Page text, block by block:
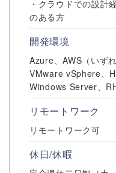
・クラウドでの設計
のある方
開発環境
Azure、AWS（いず
VMware vSphere、
Windows Server、
リモートワーク
リモートワーク可
休日/休暇